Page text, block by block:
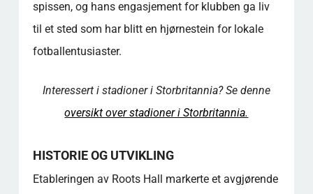
spissen, og hans engasjement for klubben ga liv
til et sted som har blitt en hjørnestein for lokale
fotballentusiaster.
Interessert i stadioner i Storbritannia? Se denne
oversikt over stadioner i Storbritannia.
HISTORIE OG UTVIKLING
Etableringen av Roots Hall markerte et avgjørende
hvordan er utsikten fra de ulike områdene?
Finnes det noen unike arkitektoniske trekk
Hvilke parkeringsmuligheter er tilgjengelige
for besøkende som deltar på arrangementer
på stadion?
gavebutikken på stadion?
Hvilke omvisninger er tilgjengelige i Roots